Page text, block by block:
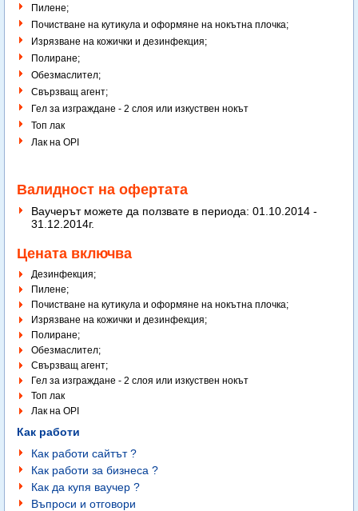
Пилене;
Почистване на кутикула и оформяне на нокътна плочка;
Изрязване на кожички и дезинфекция;
Полиране;
Обезмаслител;
Свързващ агент;
Гел за изграждане - 2 слоя или изкуствен нокът
Топ лак
Лак на OPI
Валидност на офертата
Ваучерът можете да ползвате в периода: 01.10.2014 -
31.12.2014г.
Цената включва
Дезинфекция;
Пилене;
Почистване на кутикула и оформяне на нокътна плочка;
Изрязване на кожички и дезинфекция;
Полиране;
Обезмаслител;
Свързващ агент;
Гел за изграждане - 2 слоя или изкуствен нокът
Топ лак
Лак на OPI
Как работи
Как работи сайтът ?
Как работи за бизнеса ?
Как да купя ваучер ?
Въпроси и отговори